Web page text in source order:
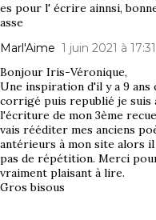
pour l' écrire ainnsi,
Marl'Aime 1 juin 2021 à 17:31
Bonjour Iris-Véronique,
Une inspiration d'il y a 9 ans
corrigé puis republié je suis
l'écriture de mon 3ème
vais rééditer mes anciens
antérieurs à mon site alors il
pas de répétition. Merci
vraiment plaisant à lire.
Gros bisous